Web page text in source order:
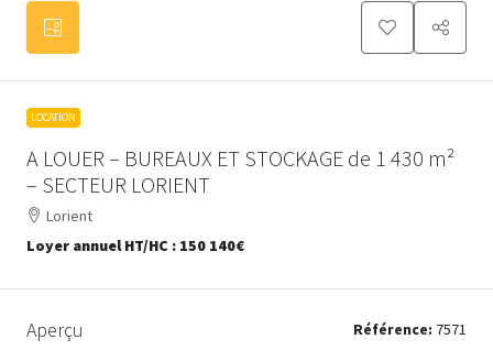
LOCATION
A LOUER – BUREAUX ET STOCKAGE de 1 430 m²
– SECTEUR LORIENT
Lorient
Loyer annuel HT/HC : 150 140€
Aperçu Référence: 7571